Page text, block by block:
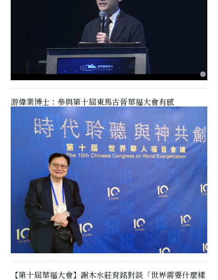
游偉業博士：參與第十屆東馬古晉華福大會有感
【第十屆華福大會】謝木水莊育銘對談「世界需要什麼樣